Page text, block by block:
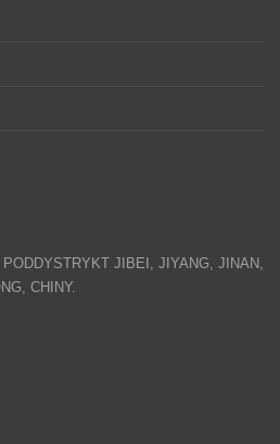
JIBEI, JIYANG, JINAN,
CHINY.